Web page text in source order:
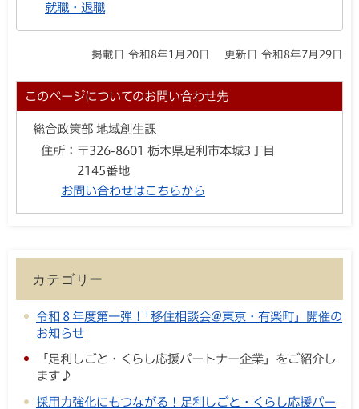
就職・退職
掲載日 令和8年1月20日 更新日 令和8年7月29日
このページについてのお問い合わせ先
総合政策部 地域創生課
住所： 〒326-8601 栃木県足利市本城3丁目
2145番地
お問い合わせはこちらから
カテゴリー
令和８年度第一弾！｢移住相談会@東京・有楽町」開催の
お知らせ
「足利しごと・くらし応援パートナー企業」をご紹介し
ます♪
採用力強化にもつながる！足利しごと・くらし応援パー